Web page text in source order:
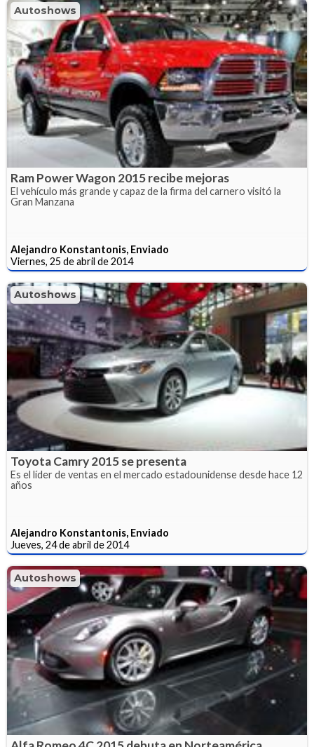
Autoshows
Ram Power Wagon 2015 recibe mejoras
El vehículo más grande y capaz de la firma del carnero visitó la
Gran Manzana
Alejandro Konstantonis, Enviado
Viernes, 25 de abril de 2014
Autoshows
Toyota Camry 2015 se presenta
Es el líder de ventas en el mercado estadounidense desde hace 12
años
Alejandro Konstantonis, Enviado
Jueves, 24 de abril de 2014
Autoshows